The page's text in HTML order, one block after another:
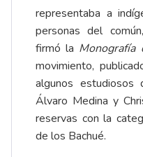
representaba a
personas del
firmó la Monografía
movimiento,
algunos estudiosos
Álvaro Medina y
reservas con la
de los Bachué.